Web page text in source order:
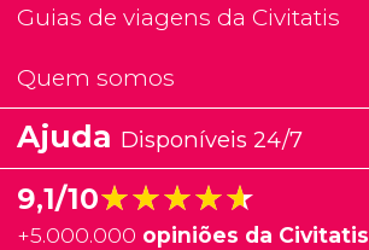
Guias de viagens da Civitatis
Quem somos
Ajuda Disponíveis 24/7
9,1/10★★★★★
★★★★★
+5.000.000 opiniões da Civitatis